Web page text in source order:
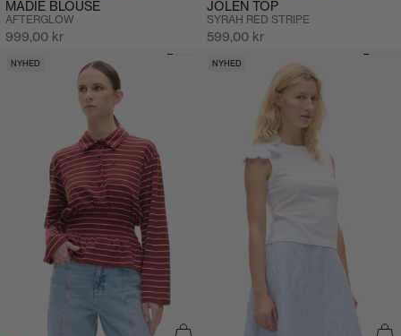
MADIE BLOUSE
AFTERGLOW
Salgspris
999,00 kr
JOLEN TOP
SYRAH RED STRIPE
Salgspris
599,00 kr
NYHED NYHED